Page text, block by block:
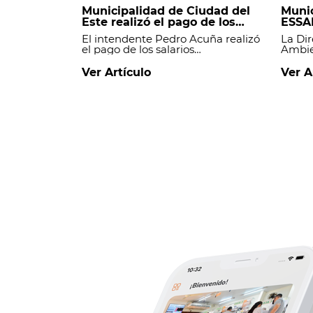
Municipalidad de Ciudad del
Este realizó el pago de los
salarios y mantiene al día sus
compromisos financieros.
El intendente Pedro Acuña realizó
el pago de los salarios
funcionarios de la Municipalidad
de Ciudad del Este, manteniendo
Ver Artículo
Este
La
Ver